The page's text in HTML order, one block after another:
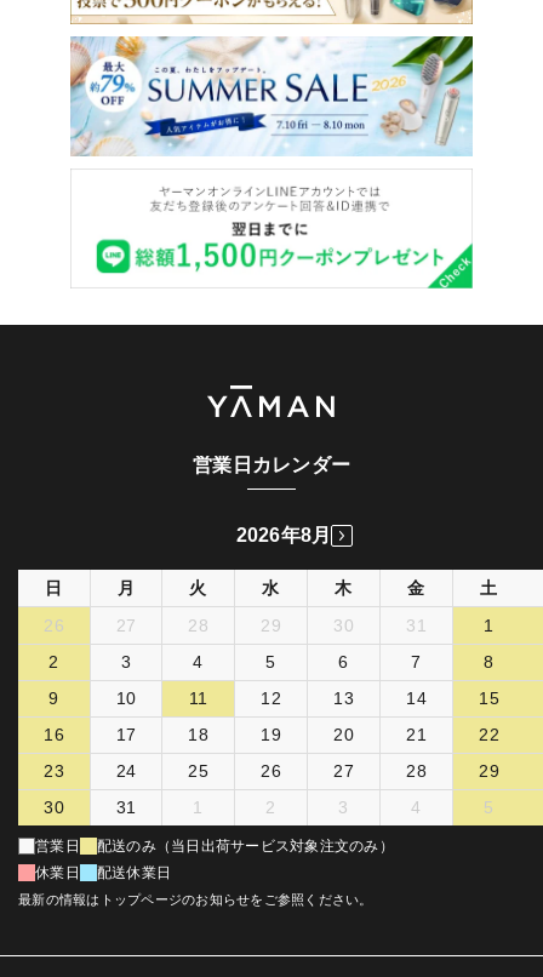
営業日カレンダー
2026年8月
日 月 火 水 木 金
土
26
27 28 29 30 31
1
2
3 4 5 6 7
8
9
10 11 12 13 14
15
16
17 18 19 20 21
22
23
24 25 26 27 28
29
30
31 1 2 3 4 5
営業日
配送のみ（当日出荷サービス対象注文のみ）
休業日
配送休業日
最新の情報はトップページのお知らせをご参照ください。